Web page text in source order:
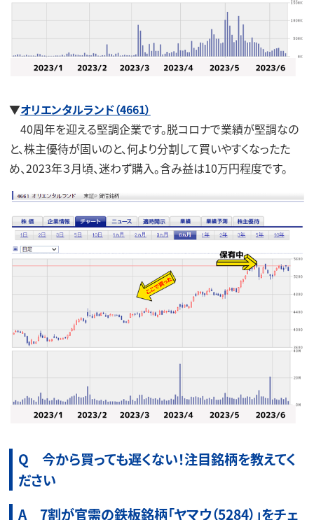
▼オリエンタルランド（4661）
40周年を迎える堅調企業です。脱コロナで業績が堅調なの
と、株主優待が固いのと、何より分割して買いやすくなったた
め、2023年３月頃、迷わず購入。含み益は10万円程度です。
Q 今から買っても遅くない！注目銘柄を教えてく
ださい
A 7割が官需の鉄板銘柄「ヤマウ（5284）」をチェ